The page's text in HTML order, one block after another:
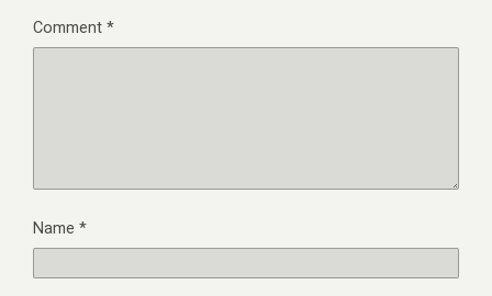
Comment*
Name *